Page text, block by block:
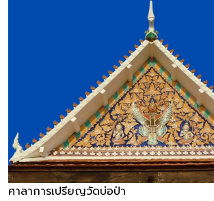
ศาลาการเปรียญวัดบ่อป่า